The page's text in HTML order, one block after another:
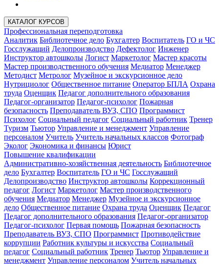
КАТАЛОГ КУРСОВ
Профессиональная переподготовка
Аналитик Библиотечное дело Бухгалтер Воспитатель ГО и ЧС
Госслужащий Делопроизводство Дефектолог Инженер
Инструктор автошколы Логист Маркетолог Мастер красоты
Мастер производственного обучения Медиатор Менеджер
Методист Метролог Музейное и экскурсионное дело
Нутрициолог Общественное питание Оператор БПЛА Охрана
труда Оценщик Педагог дополнительного образования
Педагог-организатор Педагог-психолог Пожарная
безопасность Преподаватель ВУЗ, СПО Программист
Психолог Социальный педагог Социальный работник Тренер
Туризм Тьютор Управление и менеджмент Управление
персоналом Учитель Учитель начальных классов Фотограф
Эколог Экономика и финансы Юрист
Повышение квалификации
Административно-хозяйственная деятельность Библиотечное
дело Бухгалтер Воспитатель ГО и ЧС Госслужащий
Делопроизводство Инструктор автошколы Коррекционный
педагог Логист Маркетолог Мастер производственного
обучения Медиатор Менеджер Музейное и экскурсионное
дело Общественное питание Охрана труда Оценщик Педагог
Педагог дополнительного образования Педагог-организатор
Педагог-психолог Первая помощь Пожарная безопасность
Преподаватель ВУЗ, СПО Программист Противодействие
коррупции Работник культуры и искусства Социальный
педагог Социальный работник Тренер Тьютор Управление и
менеджмент Управление персоналом Учитель начальных